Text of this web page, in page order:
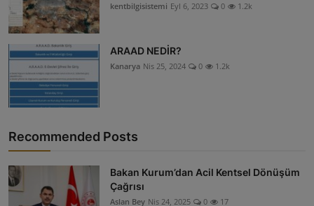
kentbilgisistemi Eyl 6, 2023 0 1.2k
ARAAD NEDİR?
Kanarya Nis 25, 2024 0 1.2k
Recommended Posts
Bakan Kurum’dan Acil Kentsel Dönüşüm
Çağrısı
Aslan Bey Nis 24, 2025 0 17